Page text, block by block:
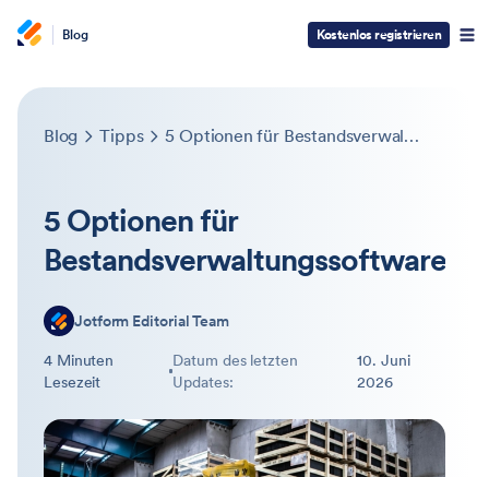
Blog Kostenlos registrieren
Blog Tipps 5 Optionen für Bestandsverwaltungssoftware
5 Optionen für
Bestandsverwaltungssoftware
Jotform Editorial Team
4 Minuten
Lesezeit
Datum des letzten
Updates:
10. Juni
2026